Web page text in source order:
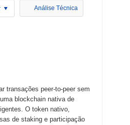
Análise Técnica
transações peer-to-peer sem
blockchain nativa de
O token nativo,
de staking e participação